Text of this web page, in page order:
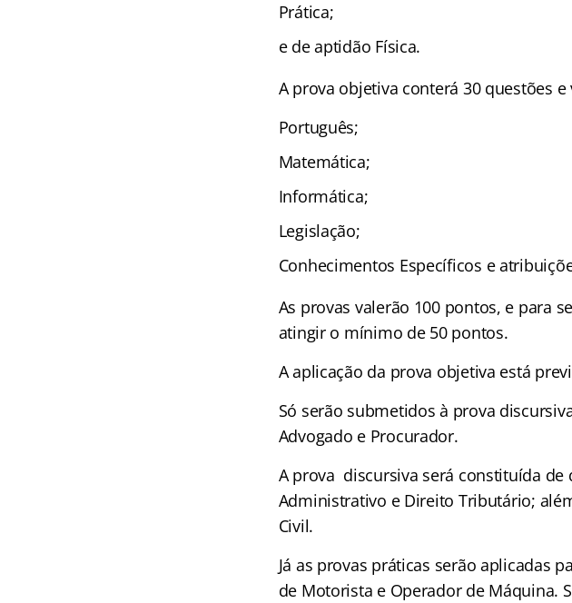
Prática;
e de aptidão Física.
A prova objetiva conterá 30 questões
Português;
Matemática;
Informática;
Legislação;
Conhecimentos Específicos e
As provas valerão 100 pontos, e para
atingir o mínimo de 50 pontos.
A aplicação da prova objetiva está
Só serão submetidos à prova
Advogado e Procurador.
A prova discursiva será constituída de
Administrativo e Direito Tributário;
Civil.
Já as provas práticas serão aplicadas
de Motorista e Operador de Máquina.